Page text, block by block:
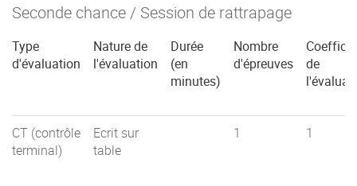
Seconde chance / Session de rattrapage
Type
d'évaluation
Nature de
l'évaluation
Durée
(en
minutes)
Nombre
d'épreuves
de
CT (contrôle
terminal)
Ecrit sur
table
1 1